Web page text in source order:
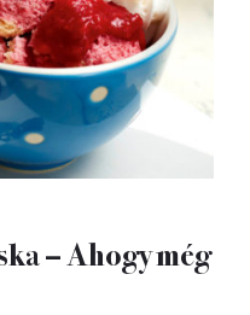
– Ahogy még